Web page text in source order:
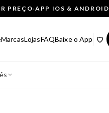
PREÇO·APP IOS & ANDROID
MarcasLojasFAQBaixe o App